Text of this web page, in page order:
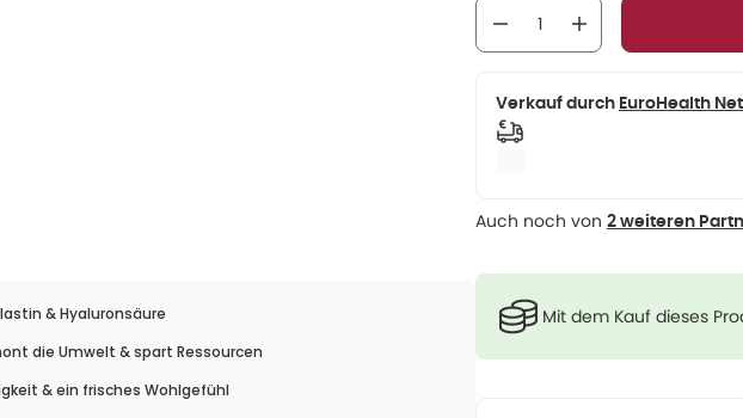
& Hyaluronsäure
die Umwelt & spart Ressourcen
& ein frisches Wohlgefühl
Verkauf durch EuroHealth
Auch noch von 2 weiteren
Mit dem Kauf dieses